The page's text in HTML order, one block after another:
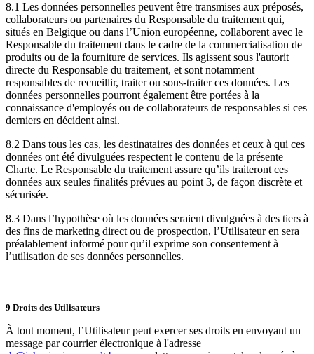
8.1 Les données personnelles peuvent être transmises aux préposés,
collaborateurs ou partenaires du Responsable du traitement qui,
situés en Belgique ou dans l’Union européenne, collaborent avec le
Responsable du traitement dans le cadre de la commercialisation de
produits ou de la fourniture de services. Ils agissent sous l'autorit
directe du Responsable du traitement, et sont notamment
responsables de recueillir, traiter ou sous-traiter ces données. Les
données personnelles pourront également être portées à la
connaissance d'employés ou de collaborateurs de responsables si ces
derniers en décident ainsi.
8.2 Dans tous les cas, les destinataires des données et ceux à qui ces
données ont été divulguées respectent le contenu de la présente
Charte. Le Responsable du traitement assure qu’ils traiteront ces
données aux seules finalités prévues au point 3, de façon discrète et
sécurisée.
8.3 Dans l’hypothèse où les données seraient divulguées à des tiers à
des fins de marketing direct ou de prospection, l’Utilisateur en sera
préalablement informé pour qu’il exprime son consentement à
l’utilisation de ses données personnelles.
9 Droits des Utilisateurs
À tout moment, l’Utilisateur peut exercer ses droits en envoyant un
message par courrier électronique à l'adresse